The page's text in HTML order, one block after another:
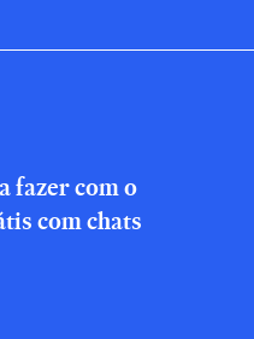
fazer com o
com chats